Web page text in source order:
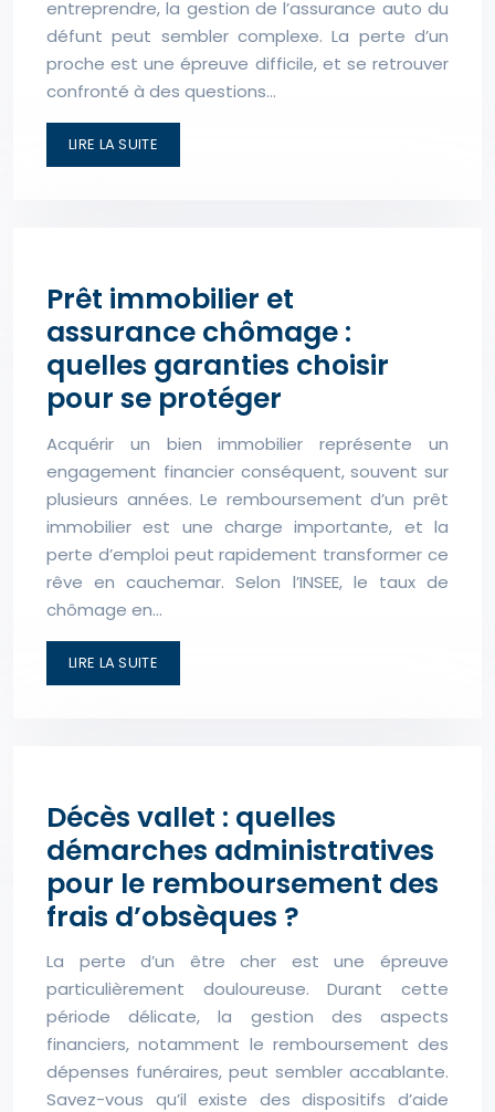
entreprendre, la gestion de l’assurance auto du
défunt peut sembler complexe. La perte d’un
proche est une épreuve difficile, et se retrouver
confronté à des questions…
LIRE LA SUITE
Prêt immobilier et
assurance chômage :
quelles garanties choisir
pour se protéger
Acquérir un bien immobilier représente un
engagement financier conséquent, souvent sur
plusieurs années. Le remboursement d’un prêt
immobilier est une charge importante, et la
perte d’emploi peut rapidement transformer ce
rêve en cauchemar. Selon l’INSEE, le taux de
chômage en…
LIRE LA SUITE
Décès vallet : quelles
démarches administratives
pour le remboursement des
frais d’obsèques ?
La perte d’un être cher est une épreuve
particulièrement douloureuse. Durant cette
période délicate, la gestion des aspects
financiers, notamment le remboursement des
dépenses funéraires, peut sembler accablante.
Savez-vous qu’il existe des dispositifs d’aide